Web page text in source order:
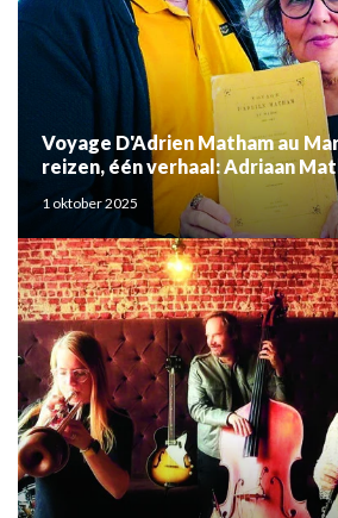
Voyage D'Adrien Matham au
reizen, één verhaal: Adriaan
Mouden
1 oktober 2025